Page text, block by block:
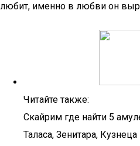
любит, именно в любви он
Читайте также:
Скайрим где найти 5
Таласа, Зенитара,